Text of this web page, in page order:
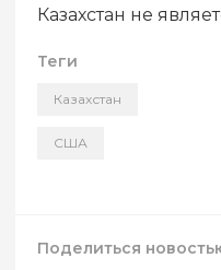
Казахстан не
Теги
Казахстан
США
Поделиться